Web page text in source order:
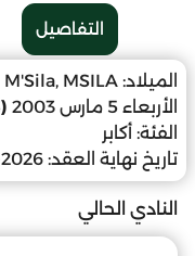
التفاصيل
الميلاد: M'Sila, MSILA
الأربعاء 5 مارس 2003
(23 سنة)
الفئة: أكابر
تاريخ نهاية العقد: 2026-06-15
النادي الحالي